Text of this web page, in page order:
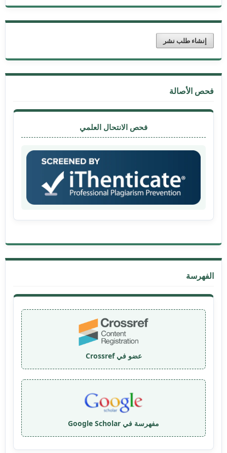
إنشاء طلب نشر
فحص الأصالة
فحص الانتحال العلمي
الفهرسة
عضو في Crossref
مفهرسة في Google Scholar